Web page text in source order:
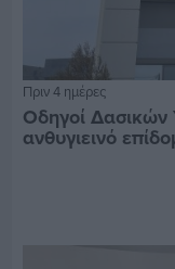
Πριν 4 ημέρες
Οδηγοί
ανθυγιεινό